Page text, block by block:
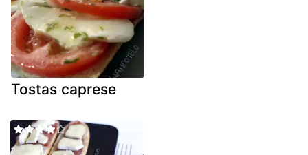
Tostas caprese